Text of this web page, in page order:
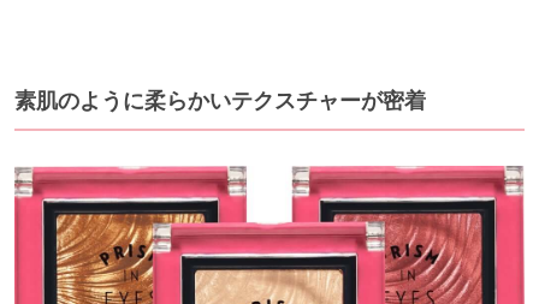
素肌のように柔らかいテクスチャーが密着